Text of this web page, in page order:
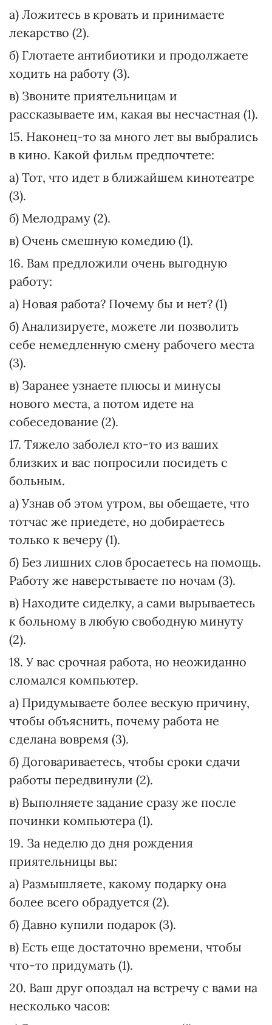
а) Ложитесь в кровать и принимаете
лекарство (2).
б) Глотаете антибиотики и продолжаете
ходить на работу (3).
в) Звоните приятельницам и
рассказываете им, какая вы несчастная (1).
15. Наконец-то за много лет вы выбрались
в кино. Какой фильм предпочтете:
а) Тот, что идет в ближайшем кинотеатре
(3).
б) Мелодраму (2).
в) Очень смешную комедию (1).
16. Вам предложили очень выгодную
работу:
а) Новая работа? Почему бы и нет? (1)
б) Анализируете, можете ли позволить
себе немедленную смену рабочего места
(3).
в) Заранее узнаете плюсы и минусы
нового места, а потом идете на
собеседование (2).
17. Тяжело заболел кто-то из ваших
близких и вас попросили посидеть с
больным.
а) Узнав об этом утром, вы обещаете, что
тотчас же приедете, но добираетесь
только к вечеру (1).
б) Без лишних слов бросаетесь на помощь.
Работу же наверстываете по ночам (3).
в) Находите сиделку, а сами вырываетесь
к больному в любую свободную минуту
(2).
18. У вас срочная работа, но неожиданно
сломался компьютер.
а) Придумываете более вескую причину,
чтобы объяснить, почему работа не
сделана вовремя (3).
б) Договариваетесь, чтобы сроки сдачи
работы передвинули (2).
в) Выполняете задание сразу же после
починки компьютера (1).
19. За неделю до дня рождения
приятельницы вы:
а) Размышляете, какому подарку она
более всего обрадуется (2).
б) Давно купили подарок (3).
в) Есть еще достаточно времени, чтобы
что-то придумать (1).
20. Ваш друг опоздал на встречу с вами на
несколько часов: